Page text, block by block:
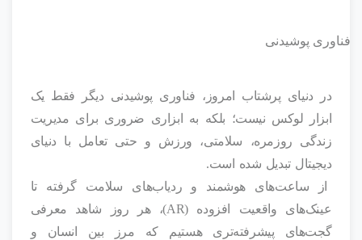
در دنیای پرشتاب امروز، فناوری پوشیدنی دیگر فقط یک
ابزار لوکس نیست؛ بلکه به ابزاری ضروری برای مدیریت
زندگی روزمره، سلامتی، ورزش و حتی تعامل با دنیای
دیجیتال تبدیل شده است.
از ساعت‌های هوشمند و ردیاب‌های سلامت گرفته تا
عینک‌های واقعیت افزوده (AR)، هر روز شاهد معرفی
گجت‌های پیشرفته‌تری هستیم که مرز بین انسان و